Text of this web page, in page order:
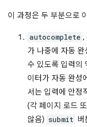
이 과정은 두 부분으로
autocomplete ,
가 나중에 자동
수 있도록 입력의
이터가 자동 완성
서는 입력에 안정
(각 페이지 로드
않음) submit 버